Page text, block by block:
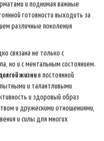
и поднимая важные
готовности выходить за
различные поколения
связана не только с
но и с ментальным состоянием.
жизни в постоянной
и талантливыми
и здоровый образ
и дружескими отношениями,
и силы для многих